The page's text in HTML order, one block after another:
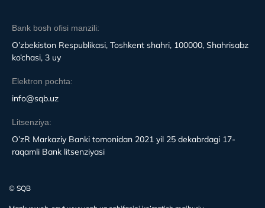
Bank bosh ofisi manzili:
O’zbekiston Respublikasi, Toshkent shahri, 100000, Shahrisabz
ko’chasi, 3 uy
Elektron pochta:
info@sqb.uz
Litsenziya:
O’zR Markaziy Banki tomonidan 2021 yil 25 dekabrdagi 17-
raqamli Bank litsenziyasi
© SQB